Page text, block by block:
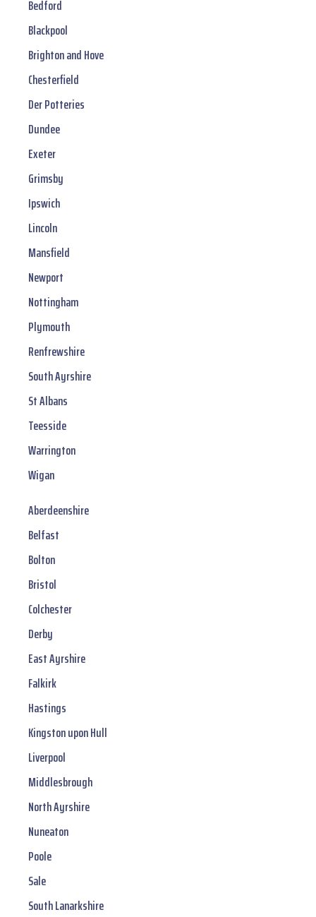
Bedford
Blackpool
Brighton and Hove
Chesterfield
Der Potteries
Dundee
Exeter
Grimsby
Ipswich
Lincoln
Mansfield
Newport
Nottingham
Plymouth
Renfrewshire
South Ayrshire
St Albans
Teesside
Warrington
Wigan
Aberdeenshire
Belfast
Bolton
Bristol
Colchester
Derby
East Ayrshire
Falkirk
Hastings
Kingston upon Hull
Liverpool
Middlesbrough
North Ayrshire
Nuneaton
Poole
Sale
South Lanarkshire